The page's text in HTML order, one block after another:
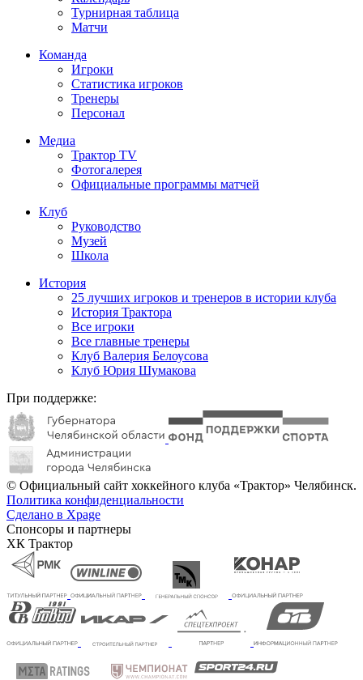
Турнирная таблица
Матчи
Команда
Игроки
Статистика игроков
Тренеры
Персонал
Медиа
Трактор TV
Фотогалерея
Официальные программы матчей
Клуб
Руководство
Музей
Школа
История
25 лучших игроков и тренеров в истории клуба
История Трактора
Все игроки
Все главные тренеры
Клуб Валерия Белоусова
Клуб Юрия Шумакова
При поддержке:
© Официальный сайт хоккейного клуба «Трактор» Челябинск.
Политика конфиденциальности
Сделано в Xpage
Спонсоры и партнеры
ХК Трактор